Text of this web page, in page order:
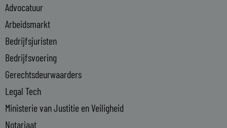
d
i
n
-
i
n
Advocatuur
Arbeidsmarkt
Bedrijfsjuristen
Bedrijfsvoering
Gerechtsdeurwaarders
Legal Tech
Ministerie van Justitie en Veiligheid
Notariaat